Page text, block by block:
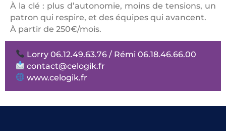
À la clé : plus d’autonomie, moins de tensions, un
patron qui respire, et des équipes qui avancent.
À partir de 250€/mois.
Lorry 06.12.49.63.76 / Rémi 06.18.46.66.00
contact@celogik.fr
www.celogik.fr